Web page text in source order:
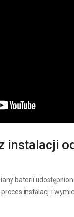
instalacji
baterii
instalacji i